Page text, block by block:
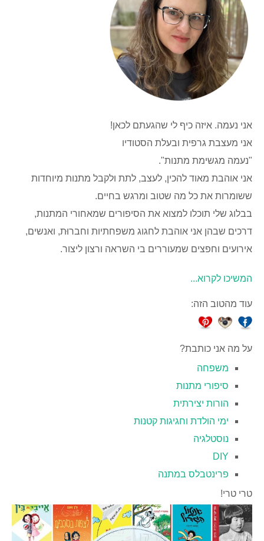
אני נעמה. איזה כיף לי שהגעתם לכאן!
אני מעצבת גרפית ובעלת הסטודיו
"נעמה מגשימת מתנות".
אני אוהבת מאוד להכין, לעצב, לתת ולקבל מתנות מיוחדות
ששומרות את כל מה שטוב ומרגש בחיים.
בבלוג שלי תוכלו למצוא את הסיפורים שמאחורי המתנות,
דרכים שבהן אני אוהבת לחגוג משפחתיות וחברוּת, ואנשים,
אירועים וחפצים שמעוררים בי השראה ורצון ליצור.
המשיכו לקרוא...
עוד מהטוב הזה:
על מה אני כותבת?
משפחה
סיפורי מתנות
הורות יצירתית
ימי הולדת וחגיגות קטנות
נוסטלגיה
DIY
פרינטבלס במתנה
טרי טרי!